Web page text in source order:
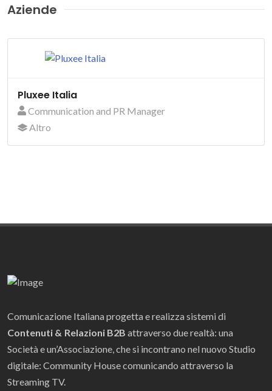
Aziende
Pluxee Italia
Communication and PR Manager
Altro
Comunicazione Italiana progetta e realizza sistemi di
Contenuti & Relazioni B2B attraverso due realtà: una
Società e un’Associazione, che si incontrano nel nuovo Studio
digitale: Community House comunicando attraverso la
Streaming TV.